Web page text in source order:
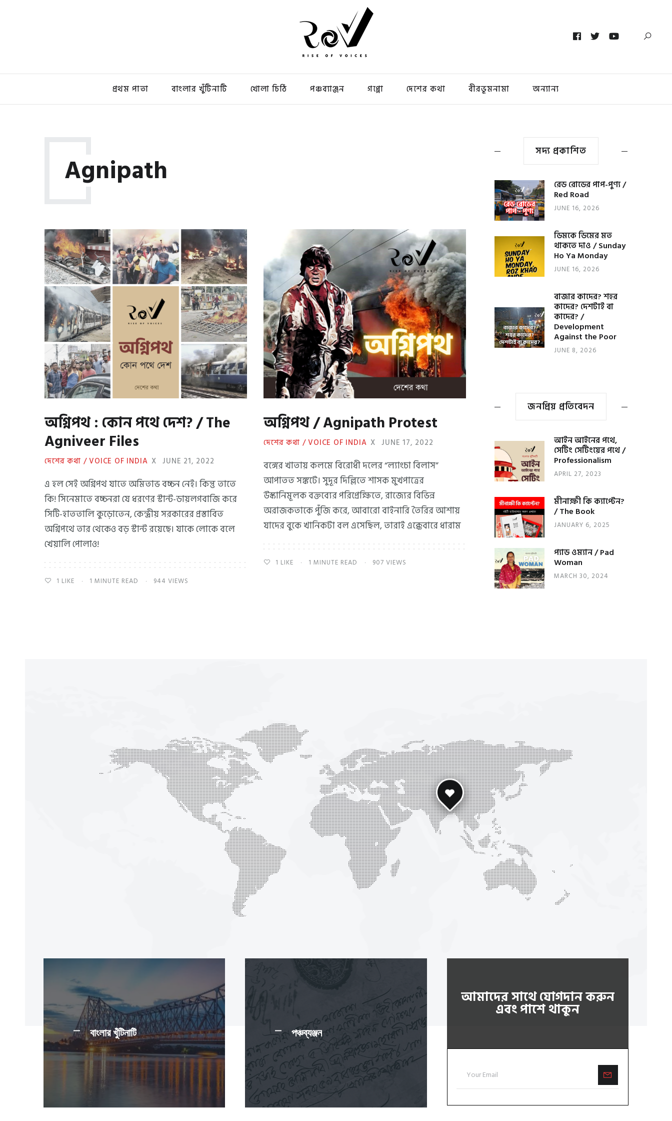
প্রথম পাতা বাংলার খুঁটিনাটি খোলা চিঠি পঞ্চব্যাঞ্জন গপ্পো দেশের কথা বীরভূমনামা অন্যান্য
Agnipath
অগ্নিপথ : কোন পথে দেশ? / The
Agniveer Files
দেশের কথা / VOICE OF INDIA X JUNE 21, 2022
এ হল সেই অগ্নিপথ যাতে অমিতাভ বচ্চন নেই। কিন্তু তাতে
কি! সিনেমাতে বচ্চনরা যে ধরণের স্টান্ট-ডায়লগবাজি করে
সিটি-হাততালি কুড়োতেন, কেন্দ্রীয় সরকারের প্রস্তাবিত
অগ্নিপথে তার থেকেও বড় স্টান্ট রয়েছে। যাকে লোকে বলে
খেয়ালি পোলাও!
1 LIKE 1 MINUTE READ 944 VIEWS
অগ্নিপথ / Agnipath Protest
দেশের কথা / VOICE OF INDIA X JUNE 17, 2022
বঙ্গের খাতায় কলমে বিরোধী দলের “ল্যাংচা বিলাস”
আপাতত সঙ্কটে। সুদূর দিল্লিতে শাসক মুখপাত্রের
উস্কানিমূলক বক্তব্যের পরিপ্রেক্ষিতে, রাজ্যের বিভিন্ন
অরাজকতাকে পুঁজি করে, আবারো বাইনারি তৈরির আশায়
যাদের বুকে খানিকটা বল এসেছিল, তারাই এক্কেবারে ধারাম
1 LIKE 1 MINUTE READ 907 VIEWS
সদ্য প্রকাশিত
রেড রোডের পাপ-পুণ্য /
Red Road
JUNE 16, 2026
ডিমকে ডিমের মত
থাকতে দাও / Sunday
Ho Ya Monday
JUNE 16, 2026
বাজার কাদের? শহর
কাদের? দেশটাই বা
কাদের? /
Development
Against the Poor
JUNE 8, 2026
জনপ্রিয় প্রতিবেদন
আইন আইনের পথে,
সেটিং সেটিংয়ের পথে /
Professionalism
APRIL 27, 2023
মীনাক্ষী কি ক্যাপ্টেন?
/ The Book
JANUARY 6, 2025
প্যাড ওম্যান / Pad
Woman
MARCH 30, 2024
বাংলার খুঁটিনাটি পঞ্চব্যঞ্জন
আমাদের সাথে যোগদান করুন
এবং পাশে থাকুন